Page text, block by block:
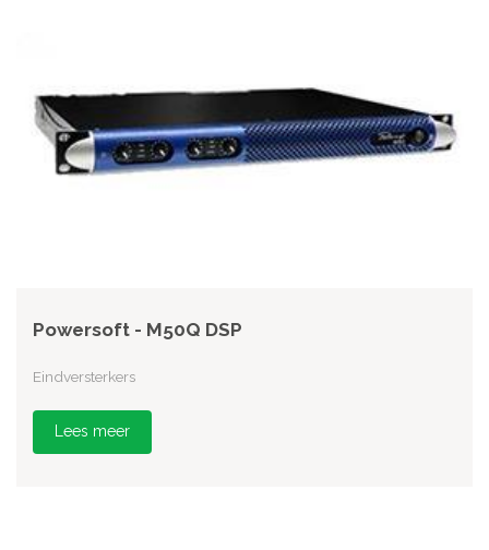
Powersoft - M50Q DSP
Eindversterkers
Lees meer